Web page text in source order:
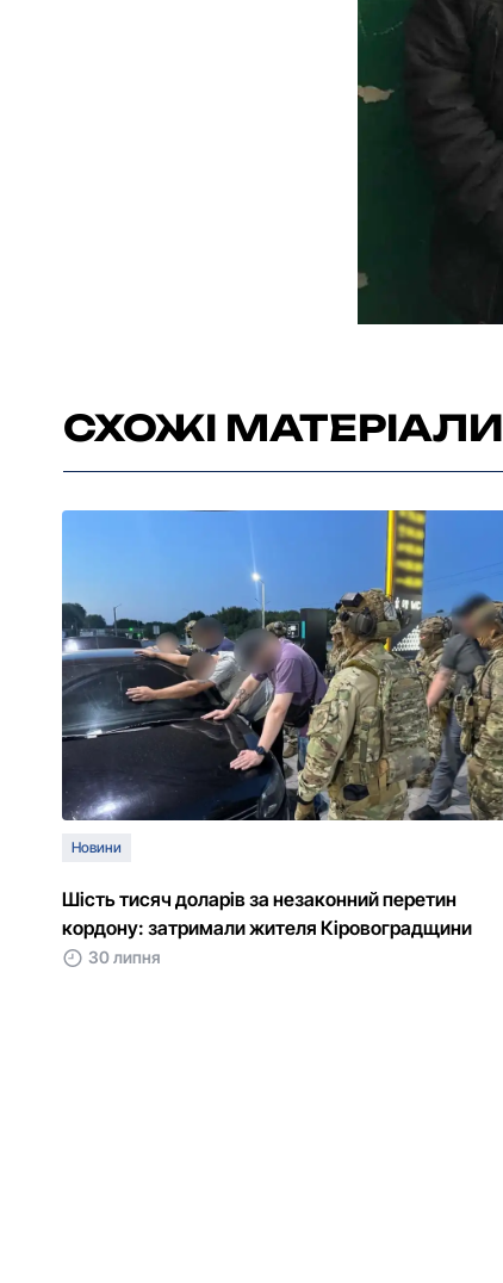
СХОЖІ МАТЕРІАЛИ
Новини
Шість тисяч доларів за незаконний перетин
кордону: затримали жителя Кіровоградщини
30 липня